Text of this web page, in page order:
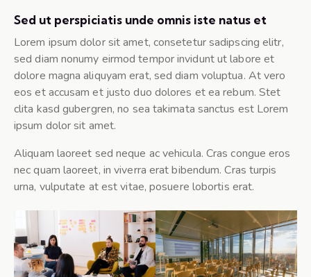
Sed ut perspiciatis unde omnis iste natus et
Lorem ipsum dolor sit amet, consetetur sadipscing elitr,
sed diam nonumy eirmod tempor invidunt ut labore et
dolore magna aliquyam erat, sed diam voluptua. At vero
eos et accusam et justo duo dolores et ea rebum. Stet
clita kasd gubergren, no sea takimata sanctus est Lorem
ipsum dolor sit amet.
Aliquam laoreet sed neque ac vehicula. Cras congue eros
nec quam laoreet, in viverra erat bibendum. Cras turpis
urna, vulputate at est vitae, posuere lobortis erat.